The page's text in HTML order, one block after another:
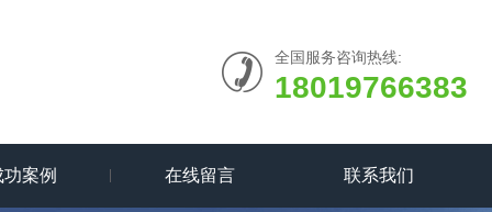
全国服务咨询热线:
18019766383
功案例 在线留言 联系我们